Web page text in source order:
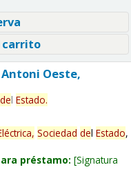
Oeste,
del Estado.
Sociedad del Estado,
préstamo: Signatura